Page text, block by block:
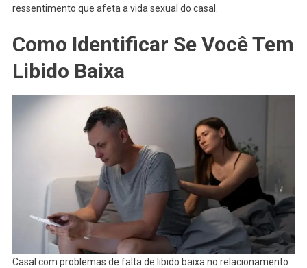
ressentimento que afeta a vida sexual do casal.
Como Identificar Se Você Tem
Libido Baixa
Casal com problemas de falta de libido baixa no relacionamento